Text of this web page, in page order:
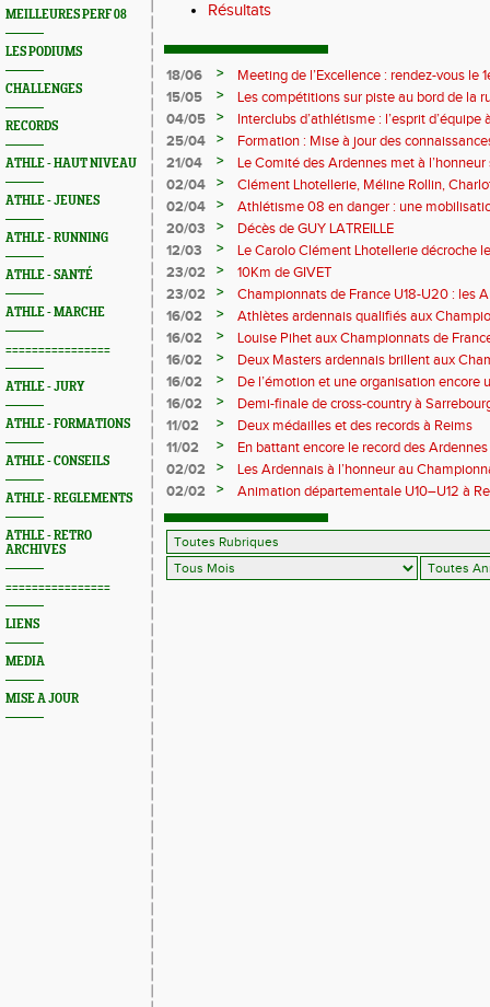
MEILLEURES PERF 08
LES PODIUMS
CHALLENGES
RECORDS
ATHLE - HAUT NIVEAU
ATHLE - JEUNES
ATHLE - RUNNING
ATHLE - SANTÉ
ATHLE - MARCHE
================
ATHLE - JURY
ATHLE - FORMATIONS
ATHLE - CONSEILS
ATHLE - REGLEMENTS
ATHLE - RETRO
ARCHIVES
================
LIENS
MEDIA
MISE A JOUR
Résultats
18/06 >
Meeting de l’Excellence : rendez-vous le
15/05
>
Les compétitions sur piste au bord de la
04/05
>
Interclubs d’athlétisme : l’esprit d’équipe
rempart contre la sédentarité des jeunes
25/04 >
Formation : Mise à jour des
M372)
21/04 >
Le Comité des Ardennes met à
02/04
>
Clément Lhotellerie, Méline Rollin,
prolifique pour les coureurs ardennais
02/04 >
Athlétisme 08 en danger : une
20/03
>
Décès de GUY LATREILLE
12/03
>
Le Carolo Clément Lhotellerie décroche
master de cross-country
23/02 >
10Km de GIVET
23/02
>
Championnats de France U18-U20 : les
Val-de-Reuil
16/02 >
Athlètes ardennais qualifiés aux
en salle
16/02 >
Louise Pihet aux Championnats de
16/02
>
Deux Masters ardennais brillent aux
Saint‑Brieuc
16/02 >
De l’émotion et une organisation encore
Trail 2026
16/02 >
Demi-finale de cross-country à
boue… et à la fête !
11/02 >
Deux médailles et des records à Reims
11/02
>
En battant encore le record des
Pihet ira aux championnats de France
02/02 >
Les Ardennais à l’honneur au
02/02
>
Animation départementale U10–U12 à